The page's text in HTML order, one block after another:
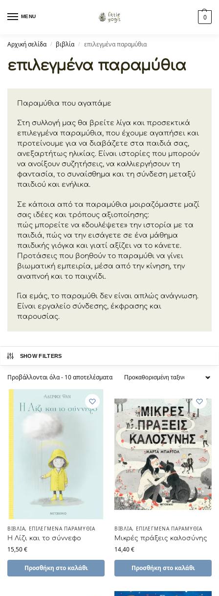
MENU 0
Αρχική σελίδα / βιβλία / επιλεγμένα παραμύθια
επιλεγμένα παραμύθια
Παραμύθια που αγαπάμε
Στη συλλογή μας θα βρείτε λίγα και προσεκτικά
επιλεγμένα παραμύθια, που έχουμε αγαπήσει και
προτείνουμε για να διαβάζετε στα παιδιά σας,
ανεξαρτήτως ηλικίας. Είναι ιστορίες που μπορούν
να ανοίξουν συζητήσεις, να καλλιεργήσουν τη
φαντασία, το συναίσθημα και τη σύνδεση μεταξύ
παιδιού και ενήλικα.
Σε κάποια από τα παραμύθια μοιραζόμαστε μαζί
σας ιδέες και τρόπους αξιοποίησης:
πώς μπορείτε να «δουλέψετε» την ιστορία με τα
παιδιά, πώς να την εισάγετε σε ένα μάθημα
παιδικής γιόγκα και γιατί αξίζει να το κάνετε.
Προτάσεις που βοηθούν το παραμύθι να γίνει
βιωματική εμπειρία, μέσα από την κίνηση, την
αναπνοή και το παιχνίδι.
Για εμάς, το παραμύθι δεν είναι απλώς ανάγνωση.
Είναι εργαλείο σύνδεσης, έκφρασης και
παρουσίας.
SHOW FILTERS
Προβάλλονται όλα - 10 αποτελέσματα
ΒΙΒΛΊΑ, ΕΠΙΛΕΓΜΈΝΑ ΠΑΡΑΜΎΘΙΑ
Η Λίζι και το σύννεφο
15,50€
Προσθήκη στο καλάθι
ΒΙΒΛΊΑ, ΕΠΙΛΕΓΜΈΝΑ ΠΑΡΑΜΎΘΙΑ
Μικρές πράξεις καλοσύνης
14,40€
Προσθήκη στο καλάθι